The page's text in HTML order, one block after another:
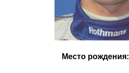
Место рождения: